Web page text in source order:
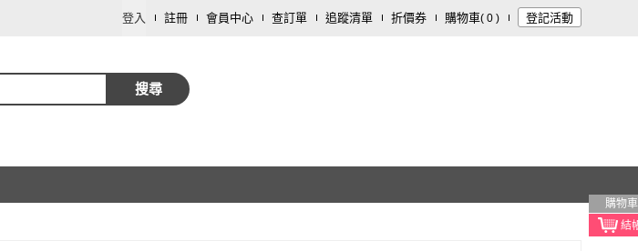
登入 註冊 會員中心 查訂單 追蹤清單 折價券 購物車( 0 ) 登記活動
搜尋
購物車